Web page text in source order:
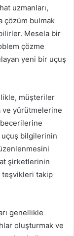
uzmanları,
çözüm bulmak
Mesela bir
çözme
yeni bir uçuş
müşteriler
ve yürütmelerine
bilgilerinin
şirketlerinin
teşvikleri takip
genellikle
oluşturmak ve